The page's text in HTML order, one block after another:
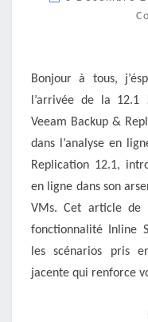
Bonjour à tous,
l’arrivée de la
Veeam Backup &
dans l’analyse en
Replication 12.1,
en ligne dans son
VMs. Cet article de
fonctionnalité Inline
les scénarios pris
jacente qui renforce